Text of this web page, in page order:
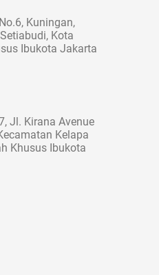
Kuningan,
Kota
Ibukota Jakarta
Jl. Kirana Avenue
Kelapa
Khusus Ibukota